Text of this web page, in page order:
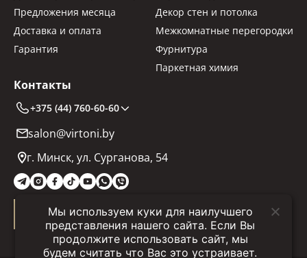
Предложения месяца
Доставка и оплата
Гарантия
Декор стен и потолка
Межкомнатные перегородки
Фурнитура
Паркетная химия
Контакты
+375 (44) 760-60-60
salon@virtoni.by
г. Минск, ул. Сурганова, 54
Заказать звонок
Мы используем куки для наилучшего
представления нашего сайта. Если Вы
продолжите использовать сайт, мы
будем считать что Вас это устраивает.